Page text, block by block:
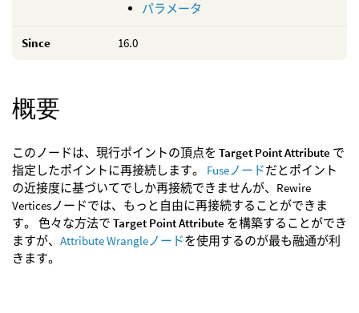
パラメータ
Since 16.0
概要
このノードは、現行ポイントの頂点を Target Point Attribute で
指定したポイントに再接続します。 Fuseノードだとポイント
の近接度に基づいてでしか再接続できませんが、Rewire
Verticesノードでは、もっと自由に再接続することができま
す。 色々な方法で Target Point Attribute を構築することができ
ますが、 Attribute Wrangleノードを使用するのが最も融通が利
きます。